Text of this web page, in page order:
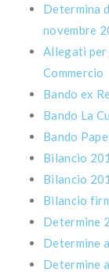
Determina
novembre
Allegati per
Commercio
Bando ex
Bando La
Bando
Bilancio
Bilancio
Bilancio
Determine
Determine
Determine